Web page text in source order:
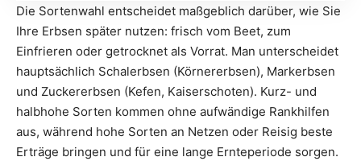
Die Sortenwahl entscheidet maßgeblich darüber, wie Sie
Ihre Erbsen später nutzen: frisch vom Beet, zum
Einfrieren oder getrocknet als Vorrat. Man unterscheidet
hauptsächlich Schalerbsen (Körnererbsen), Markerbsen
und Zuckererbsen (Kefen, Kaiserschoten). Kurz- und
halbhohe Sorten kommen ohne aufwändige Rankhilfen
aus, während hohe Sorten an Netzen oder Reisig beste
Erträge bringen und für eine lange Ernteperiode sorgen.